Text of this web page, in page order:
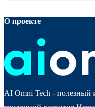
О проекте
AI Omni Tech - полезный